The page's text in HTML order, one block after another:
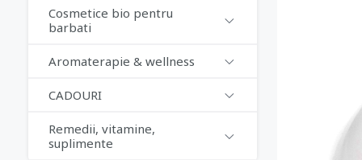
Cosmetice bio pentru
barbati
Aromaterapie & wellness
CADOURI
Remedii, vitamine,
suplimente